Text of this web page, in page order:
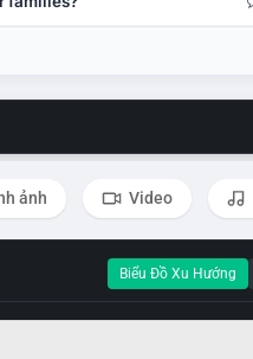
ảnh Video
Biểu Đồ Xu Hướng